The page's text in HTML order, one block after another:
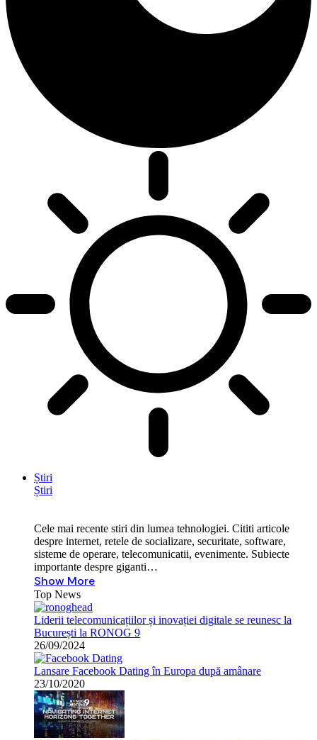
Știri
Știri
Cele mai recente stiri din lumea tehnologiei. Cititi articole
despre internet, retele de socializare, securitate, software,
sisteme de operare, telecomunicatii, evenimente. Subiecte
importante despre giganti…
Show More
Top News
Liderii telecomunicațiilor și inovației digitale se reunesc la
București la RONOG 9
26/09/2024
Lansare Facebook Dating în Europa după amânare
23/10/2020